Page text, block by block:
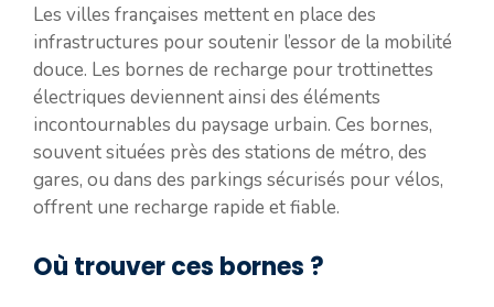
Les villes françaises mettent en place des
infrastructures pour soutenir l’essor de la mobilité
douce. Les bornes de recharge pour trottinettes
électriques deviennent ainsi des éléments
incontournables du paysage urbain. Ces bornes,
souvent situées près des stations de métro, des
gares, ou dans des parkings sécurisés pour vélos,
offrent une recharge rapide et fiable.
Où trouver ces bornes ?